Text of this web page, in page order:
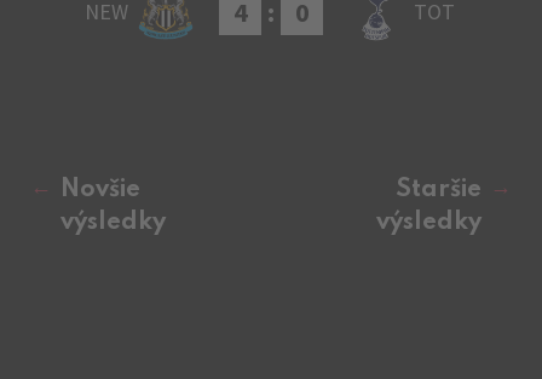
NEW 4 : 0 TOT
Novšie
výsledky
Staršie
výsledky